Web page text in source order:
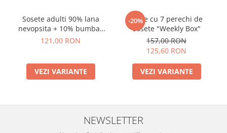
Sosete adulti 90% lana
nevopsita + 10% bumbac
organic, Chocolate, model
121,00 RON
VEZI VARIANTE
-20%
Cutie cu 7 perechi de
sosete "Weekly Box"
157,00 RON
125,60 RON
VEZI VARIANTE
NEWSLETTER